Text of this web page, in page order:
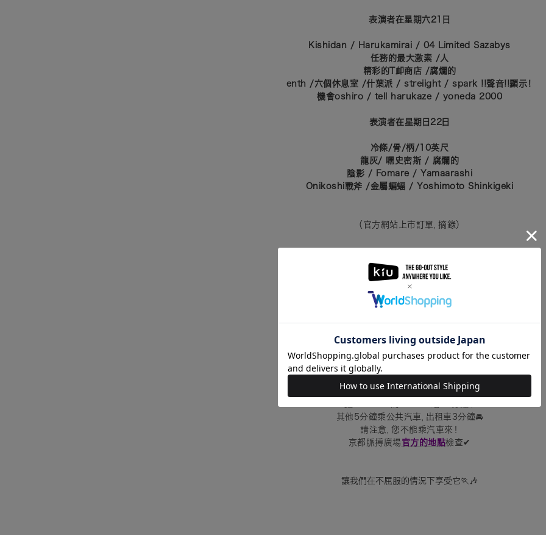
表演者在星期六21日
Kishidan / Harukamirai / 04 Limited Sazabys
任務的最大激素 /人
精彩的T卹商店 /腐爛的
enth /六個休息室 /什葉派 / streiight / spark !!聲音!!顯示！
機會oshiro / tell harukaze / yoneda 2000
表演者在星期日22日
冷條/骨/柄/10英尺
龍灰/ 嘿史密斯 / 腐爛的
陰影 / Fomare / Yamaarashi
Onikoshi戰斧 /金屬蝙蝠 / Yoshimoto Shinkigeki
（官方網站上市訂單，摘錄）
12月16日星期一的天氣預報
這兩天都是最好的 10℃ 前後 /最低
40〜60
也只有在線汗衫計劃在會場出售🍲
其他5分鐘乘公共汽車，出租車3分鐘🚘
請注意，您不能乘汽車來！
京都脈搏廣場官方的地點檢查✔︎
讓我們在不屈服的情況下享受它🏃🎶